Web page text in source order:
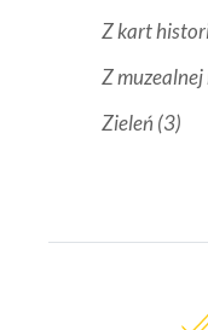
Z kart
Z
Zieleń (3)